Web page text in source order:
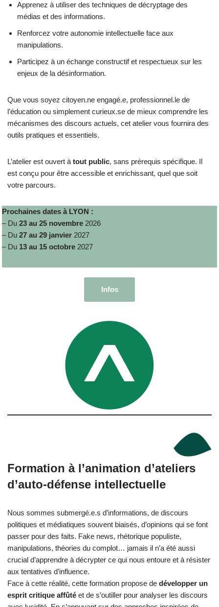
Apprenez à utiliser des techniques de décryptage des
médias et des informations.
Renforcez votre autonomie intellectuelle face aux
manipulations.
Participez à un échange constructif et respectueux sur les
enjeux de la désinformation.
Que vous soyez citoyen.ne engagé.e, professionnel.le de
l’éducation ou simplement curieux.se de mieux comprendre les
mécanismes des discours actuels, cet atelier vous fournira des
outils pratiques et essentiels.
L’atelier est ouvert à tout public, sans prérequis spécifique. Il
est conçu pour être accessible et enrichissant, quel que soit
votre parcours.
Prochaines dates à LYON :
– Du23 au 25 novembre 2026
– Du27 au 29 janvier 2027
– Du 13 au 15 octobre 2027
Infos
Formation à l’animation d’ateliers
d’auto-défense intellectuelle
Nous sommes submergé.e.s d’informations, de discours
politiques et médiatiques souvent biaisés, d’opinions qui se font
passer pour des faits. Fake news, rhétorique populiste,
manipulations, théories du complot… jamais il n’a été aussi
crucial d’apprendre à décrypter ce qui nous entoure et à résister
aux tentatives d’influence.
Face à cette réalité, cette formation propose de développer un
esprit critique affûté et de s’outiller pour analyser les discours